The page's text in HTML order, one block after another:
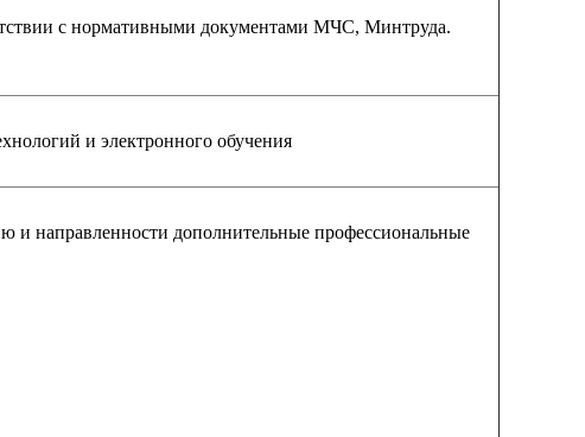
с нормативными документами МЧС, Минтруда.
и электронного обучения
и направленности дополнительные профессиональные